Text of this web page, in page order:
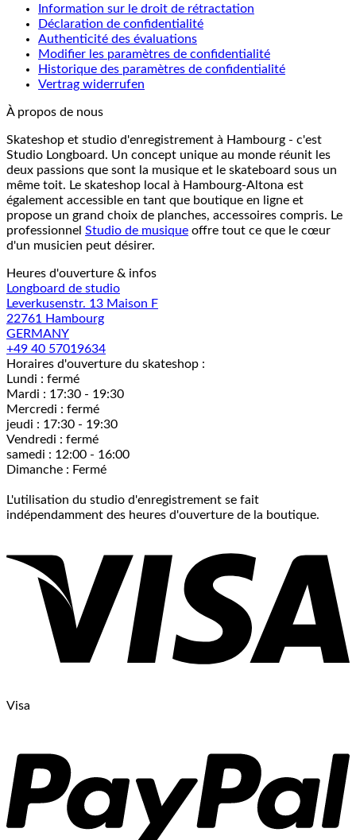
Information sur le droit de rétractation
Déclaration de confidentialité
Authenticité des évaluations
Modifier les paramètres de confidentialité
Historique des paramètres de confidentialité
Vertrag widerrufen
À propos de nous
Skateshop et studio d'enregistrement à Hambourg - c'est
Studio Longboard. Un concept unique au monde réunit les
deux passions que sont la musique et le skateboard sous un
même toit. Le skateshop local à Hambourg-Altona est
également accessible en tant que boutique en ligne et
propose un grand choix de planches, accessoires compris. Le
professionnel Studio de musique offre tout ce que le cœur
d'un musicien peut désirer.
Heures d'ouverture & infos
Longboard de studio
Leverkusenstr. 13 Maison F
22761 Hambourg
GERMANY
+49 40 57019634
Horaires d'ouverture du skateshop :
Lundi : fermé
Mardi : 17:30 - 19:30
Mercredi : fermé
jeudi : 17:30 - 19:30
Vendredi : fermé
samedi : 12:00 - 16:00
Dimanche : Fermé
L'utilisation du studio d'enregistrement se fait
indépendamment des heures d'ouverture de la boutique.
Visa